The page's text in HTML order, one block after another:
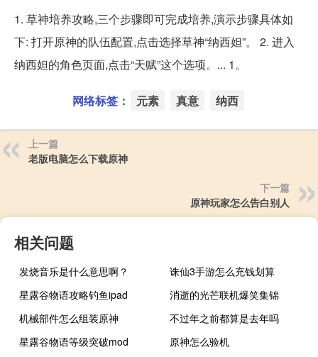
1. 草神培养攻略,三个步骤即可完成培养,演示步骤具体如
下: 打开原神的队伍配置,点击选择草神“纳西妲”。 2. 进入
纳西妲的角色页面,点击“天赋”这个选项。... 1。
网络标签： 元素 真意 纳西
上一篇
老版电脑怎么下载原神
下一篇
原神玩家怎么告白别人
相关问题
发烧音乐是什么意思啊？
诛仙3手游怎么充钱划算
星露谷物语攻略钓鱼ipad
消逝的光芒联机爆笑集锦
机械部件怎么组装原神
不过年之前都算是去年吗
星露谷物语等级突破mod
原神怎么验机